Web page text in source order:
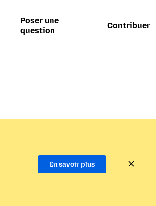
Poser une
question
Contribuer
En savoir plus